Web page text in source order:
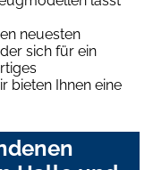
neuesten
sich für ein
bieten Ihnen eine